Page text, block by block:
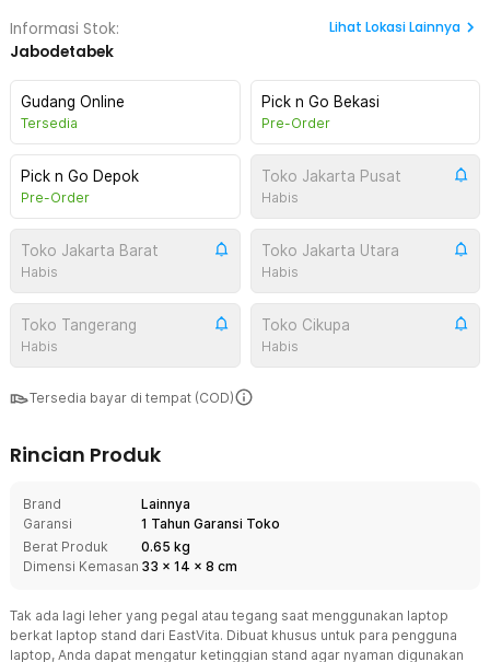
Informasi Stok:
Jabodetabek
Lihat Lokasi Lainnya
Gudang Online
Tersedia
Pick n Go Bekasi
Pre-Order
Pick n Go Depok
Pre-Order
Toko Jakarta Pusat
Habis
Toko Jakarta Barat
Habis
Toko Jakarta Utara
Habis
Toko Tangerang
Habis
Toko Cikupa
Habis
Tersedia bayar di tempat (COD)
Rincian Produk
Brand
Lainnya
Garansi
1 Tahun Garansi Toko
Berat Produk
0.65 kg
Dimensi Kemasan 33 x 14 x 8 cm
Tak ada lagi leher yang pegal atau tegang saat menggunakan laptop
berkat laptop stand dari EastVita. Dibuat khusus untuk para pengguna
laptop, Anda dapat mengatur ketinggian stand agar nyaman digunakan